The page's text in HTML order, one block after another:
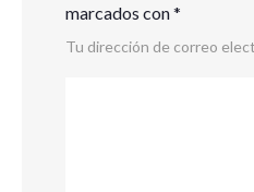
marcados con*
Tu dirección de correo